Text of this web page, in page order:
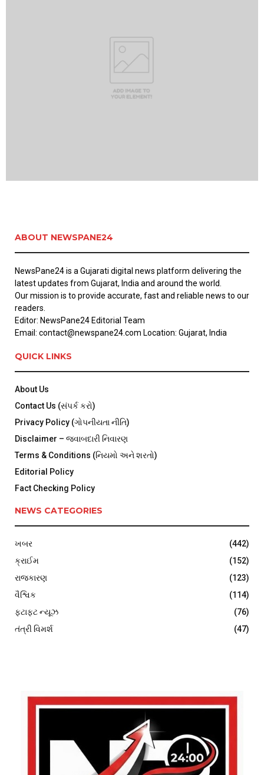
ABOUT NEWSPANE24
NewsPane24 is a Gujarati digital news platform delivering the
latest updates from Gujarat, India and around the world.
Our mission is to provide accurate, fast and reliable news to our
readers.
Editor: NewsPane24 Editorial Team
Email: contact@newspane24.com Location: Gujarat, India
QUICK LINKS
About Us
Contact Us (સંપર્ક કરો)
Privacy Policy (ગોપનીયતા નીતિ)
Disclaimer – જવાબદારી નિવારણ
Terms & Conditions (નિયમો અને શરતો)
Editorial Policy
Fact Checking Policy
NEWS CATEGORIES
ખબર
(442)
ક્રાઈમ
(152)
રાજકારણ
(123)
વૈશ્વિક
(114)
ફટાફટ ન્યૂઝ
(76)
તંત્રી વિમર્શ
(47)